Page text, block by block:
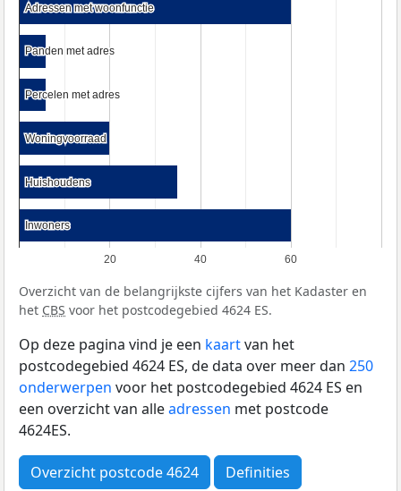
20 40 60
Adressen met woonfunctie
Adressen met woonfunctie
Panden met adres
Panden met adres
Percelen met adres
Percelen met adres
Woningvoorraad
Woningvoorraad
Huishoudens
Huishoudens
Inwoners
Inwoners
Overzicht van de belangrijkste cijfers van het Kadaster en
het CBS voor het postcodegebied 4624 ES.
Op deze pagina vind je een kaartvan het
postcodegebied 4624 ES, de data over meer dan 250
onderwerpen voor het postcodegebied 4624 ES en
een overzicht van alleadressen met postcode
4624ES.
Overzicht postcode 4624 Definities